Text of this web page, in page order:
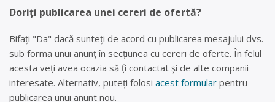
Doriți publicarea unei cereri de ofertă?
Bifați "Da" dacă sunteți de acord cu publicarea mesajului dvs.
sub forma unui anunț în secțiunea cu cereri de oferte. În felul
acesta veți avea ocazia să fiți contactat și de alte companii
interesate. Alternativ, puteți folosi acest formular pentru
publicarea unui anunt nou.